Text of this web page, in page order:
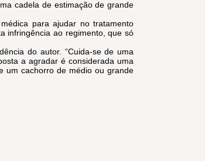
cadela de estimação de grande
para ajudar no tratamento
infringência ao regimento, que só
do autor. “Cuida-se de uma
a agradar é considerada uma
um cachorro de médio ou grande